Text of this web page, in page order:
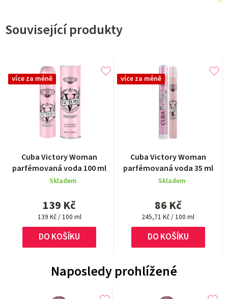
Související produkty
více za méně
Cuba Victory Woman
parfémovaná voda 100 ml
Skladem
139 Kč
Měrná
cena:
139 Kč / 100 ml
DO KOŠÍKU
více za méně
Cuba Victory Woman
parfémovaná voda 35 ml
hodnocení
produktu
je
z
5
hvězdiček.
Skladem
86 Kč
Měrná
cena:
245,71 Kč / 100 ml
DO KOŠÍKU
Naposledy prohlížené